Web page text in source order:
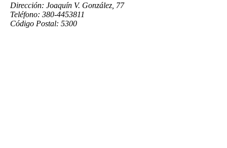
Dirección: Joaquín V. González, 77
Teléfono: 380-4453811
Código Postal: 5300